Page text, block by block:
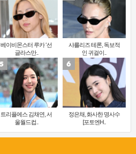
베이비몬스터 루카 ‘선
글라스만..
샤를리즈 테론, 독보적
인 귀걸이..
트리플에스 김채연, 서
울월드컵..
정은채, 화사한 명사수
[포토엔H..